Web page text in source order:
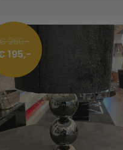
250,-
195,-